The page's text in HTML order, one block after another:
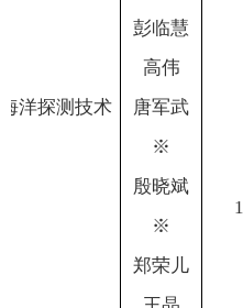
海洋探测技术
彭临慧
高伟
唐军武
※
殷晓斌
※
郑荣儿